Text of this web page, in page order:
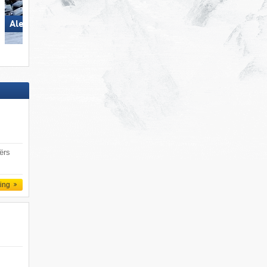
Aletsch Arena Dolomites Val Gardena/​Gröden